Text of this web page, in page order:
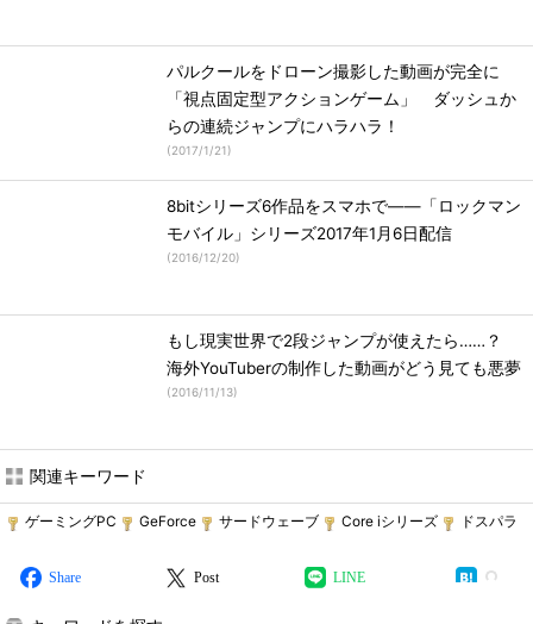
パルクールをドローン撮影した動画が完全に
「視点固定型アクションゲーム」 ダッシュか
らの連続ジャンプにハラハラ！
(2017/1/21)
8bitシリーズ6作品をスマホで――「ロックマン
モバイル」シリーズ2017年1月6日配信
(2016/12/20)
もし現実世界で2段ジャンプが使えたら……？
海外YouTuberの制作した動画がどう見ても悪夢
(2016/11/13)
関連キーワード
ゲーミングPC GeForce サードウェーブ Core iシリーズ ドスパラ
Share Post LINE